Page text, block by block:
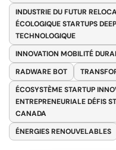
INDUSTRIE DU FUTUR
ÉCOLOGIQUE STARTUPS
TECHNOLOGIQUE
INNOVATION MOBILITÉ
RADWARE BOT
ÉCOSYSTÈME STARTUP
ENTREPRENEURIALE DÉFIS
CANADA
ÉNERGIES RENOUVELABLES